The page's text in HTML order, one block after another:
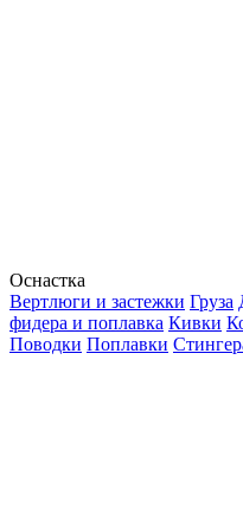
Оснастка
Вертлюги и застежки Груза
фидера и поплавка Кивки
Поводки Поплавки